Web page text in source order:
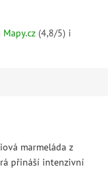
Mapy.cz (4,8/5) i
marmeláda z
přináší intenzivní